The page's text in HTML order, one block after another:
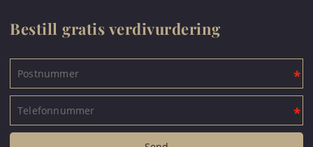
Bestill gratis verdivurdering